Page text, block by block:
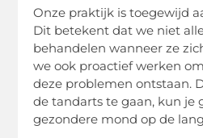
Onze praktijk is toegewijd
Dit betekent dat we niet
behandelen wanneer ze
we ook proactief werken
deze problemen ontstaan.
de tandarts te gaan, kun je
gezondere mond op de